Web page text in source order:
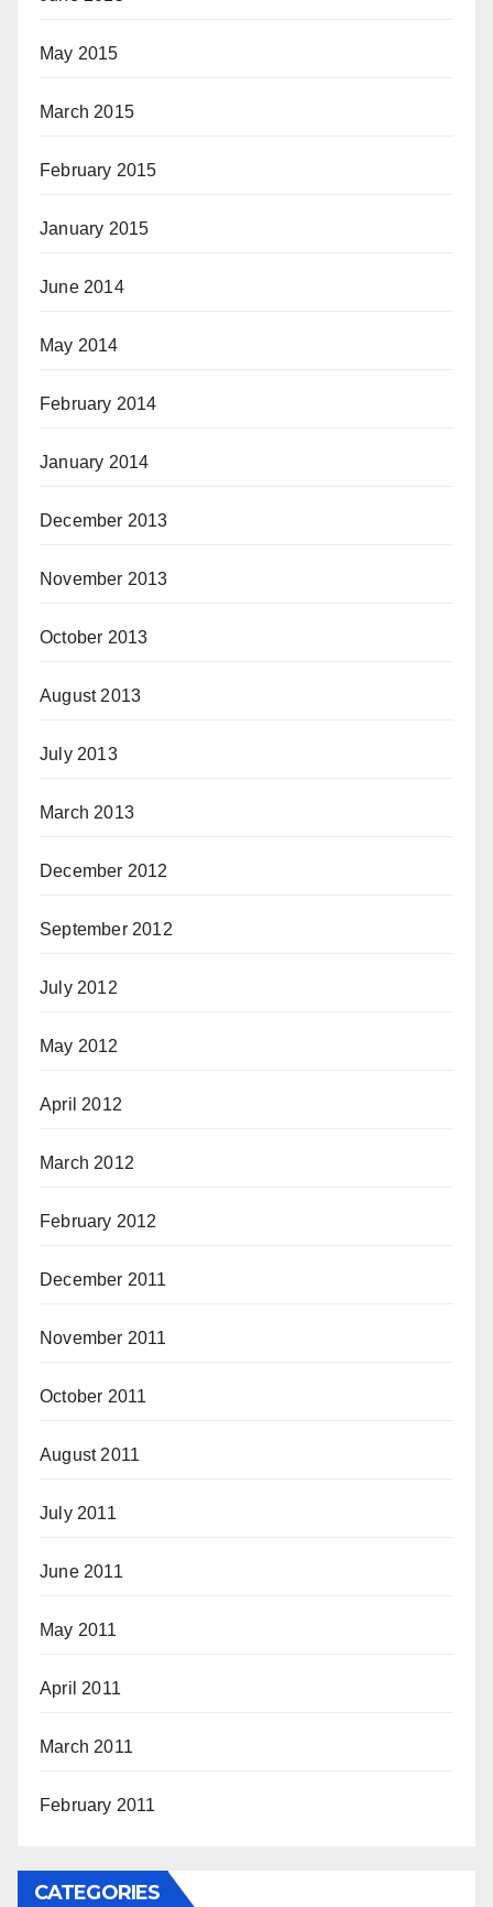
May 2015
March 2015
February 2015
January 2015
June 2014
May 2014
February 2014
January 2014
December 2013
November 2013
October 2013
August 2013
July 2013
March 2013
December 2012
September 2012
July 2012
May 2012
April 2012
March 2012
February 2012
December 2011
November 2011
October 2011
August 2011
July 2011
June 2011
May 2011
April 2011
March 2011
February 2011
CATEGORIES